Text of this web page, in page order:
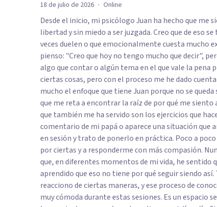
18 de julio de 2026 · Online
Desde el inicio, mi psicólogo Juan ha hecho que me
libertad y sin miedo a ser juzgada. Creo que de eso
veces duelen o que emocionalmente cuesta mucho
pienso: "Creo que hoy no tengo mucho que decir",
algo que contar o algún tema en el que vale la pena
ciertas cosas, pero con el proceso me he dado
mucho el enfoque que tiene Juan porque no se
que me reta a encontrar la raíz de por qué me siento
que también me ha servido son los ejercicios que
comentario de mi papá o aparece una situación
en sesión y trato de ponerlo en práctica. Poco a
por ciertas y a responderme con más compasión.
que, en diferentes momentos de mi vida, he sentido
aprendido que eso no tiene por qué seguir siendo
reacciono de ciertas maneras, y ese proceso de
muy cómoda durante estas sesiones. Es un espacio